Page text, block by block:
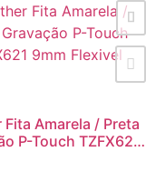
Fita Amarela / Preta
P-Touch TZFX621